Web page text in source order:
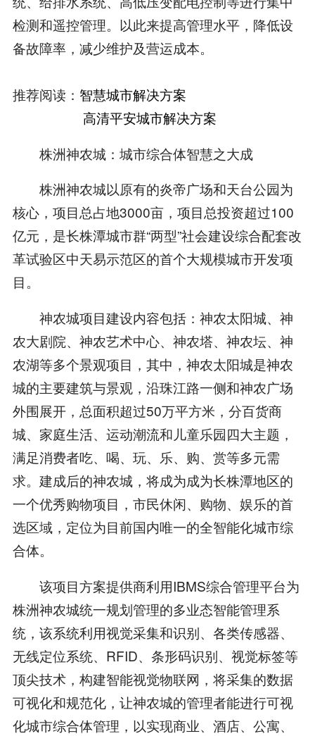
检测和遥控管理。以此来提高管理水平，降低设
备故障率，减少维护及营运成本。
推荐阅读： 智慧城市解决方案
高清平安城市解决方案
株洲神农城：城市综合体智慧之大成
株洲神农城以原有的炎帝广场和天台公园为
核心，项目总占地3000亩，项目总投资超过100
亿元，是长株潭城市群“两型”社会建设综合配套改
革试验区中天易示范区的首个大规模城市开发项
目。
神农城项目建设内容包括：神农太阳城、神
农大剧院、神农艺术中心、神农塔、神农坛、神
农湖等多个景观项目，其中，神农太阳城是神农
城的主要建筑与景观，沿珠江路一侧和神农广场
外围展开，总面积超过50万平方米，分百货商
城、家庭生活、运动潮流和儿童乐园四大主题，
满足消费者吃、喝、玩、乐、购、赏等多元需
求。建成后的神农城，将成为成为长株潭地区的
一个优秀购物项目，市民休闲、购物、娱乐的首
选区域，定位为目前国内唯一的全智能化城市综
合体。
该项目方案提供商利用IBMS综合管理平台为
株洲神农城统一规划管理的多业态智能管理系
统，该系统利用视觉采集和识别、各类传感器、
无线定位系统、RFID、条形码识别、视觉标签等
顶尖技术，构建智能视觉物联网，将采集的数据
可视化和规范化，让神农城的管理者能进行可视
化城市综合体管理，以实现商业、酒店、公寓、